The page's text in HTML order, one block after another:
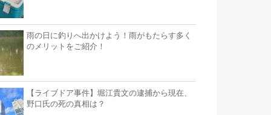
雨の日に釣りへ出かけよう！雨がもたらす多く
のメリットをご紹介！
【ライブドア事件】堀江貴文の逮捕から現在、
野口氏の死の真相は？